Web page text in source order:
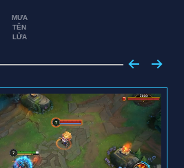
MƯA
TÊN
LỬA